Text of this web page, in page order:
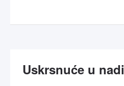
Uskrsnuće u nadi